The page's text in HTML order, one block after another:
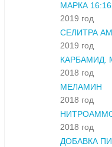
МАРКА
2019 год
СЕЛИТРА
2019 год
КАРБАМИД.
2018 год
МЕЛАМИН
2018 год
2018 год
ДОБАВКА